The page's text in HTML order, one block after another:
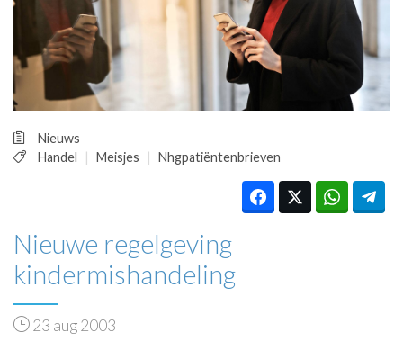
PRAKTIJKZAKEN
TARIEVEN
VPHUISARTSEN
MEDISCHE VAKHANDEL
REGISTRATIE
Nieuws
Handel
Meisjes Nhgpatiëntenbrieven
Nieuwe regelgeving
kindermishandeling
23 aug 2003